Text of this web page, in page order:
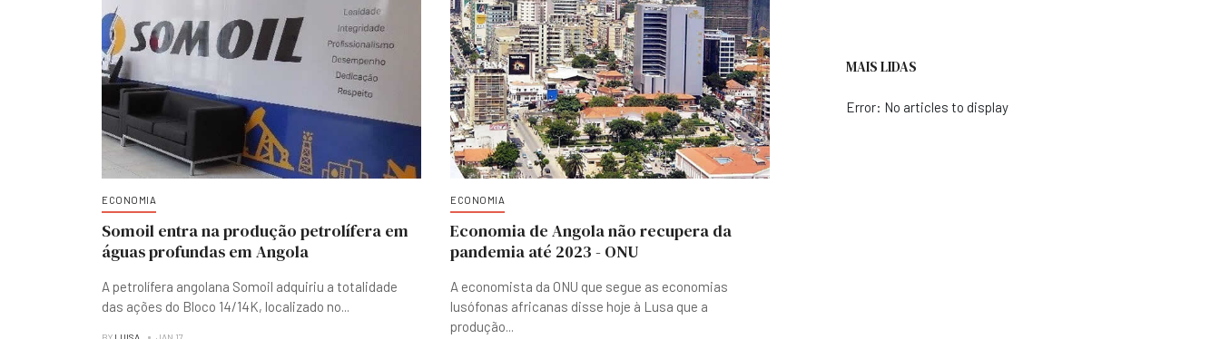
ECONOMIA
Somoil entra na produção petrolífera em
águas profundas em Angola
A petrolífera angolana Somoil adquiriu a totalidade
das ações do Bloco 14/14K, localizado no...
ECONOMIA
Economia de Angola não recupera da
pandemia até 2023 - ONU
A economista da ONU que segue as economias
lusófonas africanas disse hoje à Lusa que a
produção...
MAIS LIDAS
Error: No articles to display